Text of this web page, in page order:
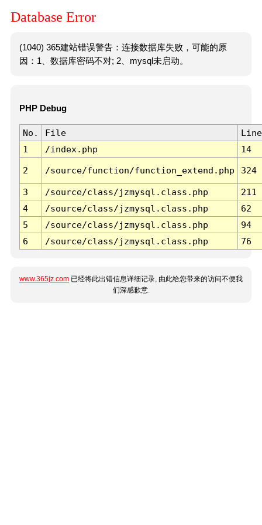
Database Error
(1040) 365建站错误警告：连接数据库失败，可能的原
因：1、数据库密码不对; 2、mysql未启动。
PHP Debug
No. File
Line
1
/index.php 14
2 /source/function/function_extend.php 324
3 /source/class/jzmysql.class.php
211
4
/source/class/jzmysql.class.php
62
5
/source/class/jzmysql.class.php
94
6
/source/class/jzmysql.class.php 76
www.365jz.com 已经将此出错信息详细记录, 由此给您带来的访问不便我
们深感歉意.